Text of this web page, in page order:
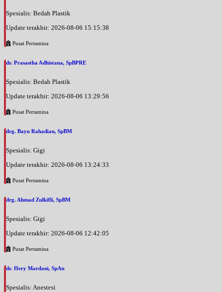
Spesialis: Bedah Plastik
Update terakhir: 2026-08-06 15:15:38
Pusat Pertamina
dr. Prasastha Adhistana, SpBPRE
Spesialis: Bedah Plastik
Update terakhir: 2026-08-06 13:29:56
Pusat Pertamina
drg. Bayu Rahadian, SpBM
Spesialis: Gigi
Update terakhir: 2026-08-06 13:24:33
Pusat Pertamina
drg. Ahmad Zulkifli, SpBM
Spesialis: Gigi
Update terakhir: 2026-08-06 12:42:05
Pusat Pertamina
dr. Hery Mardani, SpAn
Spesialis: Anestesi